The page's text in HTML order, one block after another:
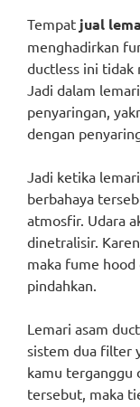
Tempat jual
menghadirkan
ductless ini tidak
Jadi dalam
penyaringan,
dengan
Jadi ketika
berbahaya
atmosfir. Udara
dinetralisir.
maka fume hood
pindahkan.
Lemari asam
sistem dua filter
kamu terganggu
tersebut, maka